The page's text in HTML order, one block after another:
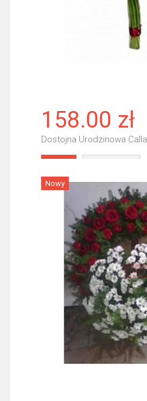
158.00 zł
Dostojna Urodzinowa Calla
Nowy